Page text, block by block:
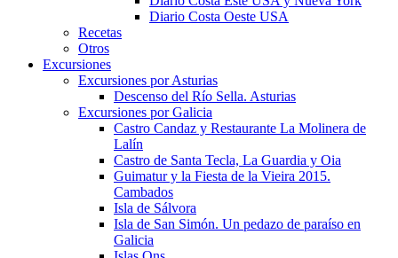
Diario Costa Oeste USA
Recetas
Otros
Excursiones
Excursiones por Asturias
Descenso del Río Sella. Asturias
Excursiones por Galicia
Castro Candaz y Restaurante La Molinera de
Lalín
Castro de Santa Tecla, La Guardia y Oia
Guimatur y la Fiesta de la Vieira 2015.
Cambados
Isla de Sálvora
Isla de San Simón. Un pedazo de paraíso en
Galicia